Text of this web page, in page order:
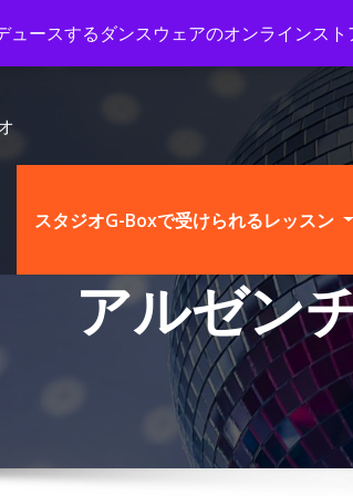
info@gbox-tango.com +03-
スタジオG-Boxで受けられるレッスン
アルゼン
ュースするダンスウェアのオンラインス